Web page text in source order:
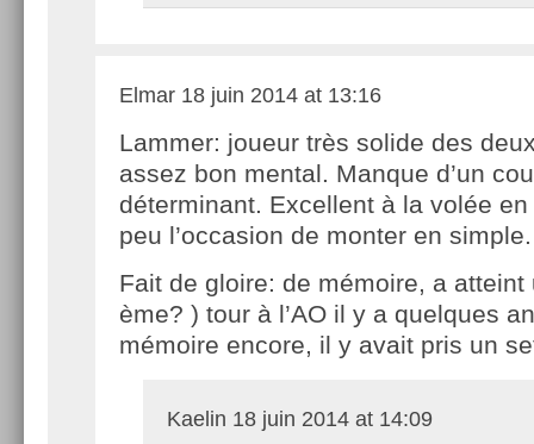
Elmar 18 juin 2014 at 13:16
Lammer: joueur très solide des
assez bon mental. Manque d’un
déterminant. Excellent à la volée
peu l’occasion de monter en simple.
Fait de gloire: de mémoire, a atteint
ème? ) tour à l’AO il y a quelques
mémoire encore, il y avait pris un
Kaelin 18 juin 2014 at 14:09